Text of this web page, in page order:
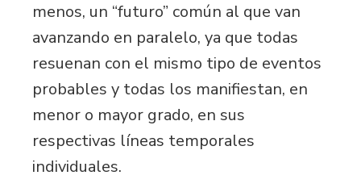
menos, un “futuro” común al que van
avanzando en paralelo, ya que todas
resuenan con el mismo tipo de eventos
probables y todas los manifiestan, en
menor o mayor grado, en sus
respectivas líneas temporales
individuales.